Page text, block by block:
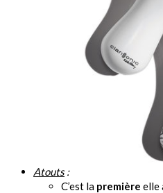
Atouts:
C’est la première elle